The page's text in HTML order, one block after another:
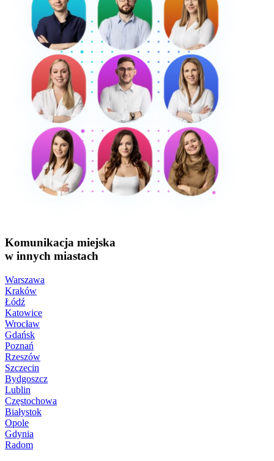
Komunikacja miejska
w innych miastach
Warszawa
Kraków
Łódź
Katowice
Wrocław
Gdańsk
Poznań
Rzeszów
Szczecin
Bydgoszcz
Lublin
Częstochowa
Białystok
Opole
Gdynia
Radom